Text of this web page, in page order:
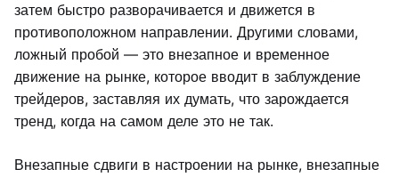
затем быстро разворачивается и движется в
противоположном направлении. Другими словами,
ложный пробой — это внезапное и временное
движение на рынке, которое вводит в заблуждение
трейдеров, заставляя их думать, что зарождается
тренд, когда на самом деле это не так.
Внезапные сдвиги в настроении на рынке, внезапные